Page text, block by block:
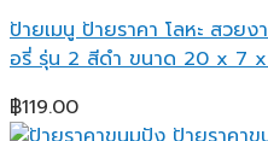
ป้ายเมนู ป้ายราคา โลหะ สวย
อรี่ รุ่น 2 สีดำ ขนาด 20 x 7
฿119.00